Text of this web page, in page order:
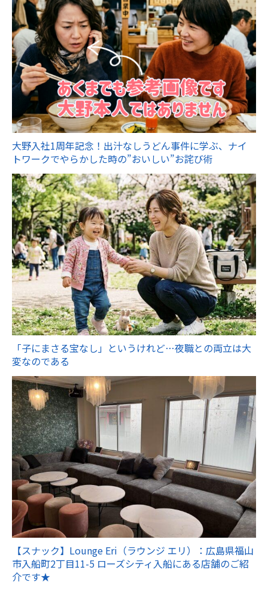
大野入社1周年記念！出汁なしうどん事件に学ぶ、ナイ
トワークでやらかした時の”おいしい”お詫び術
「子にまさる宝なし」というけれど…夜職との両立は大
変なのである
【スナック】Lounge Eri（ラウンジ エリ）：広島県福山
市入船町2丁目11-5 ローズシティ入船にある店舗のご紹
介です★